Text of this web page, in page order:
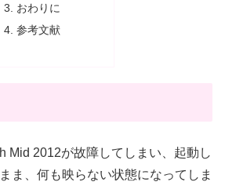
おわりに
参考文献
Mid 2012が故障してしまい、起動し
ま、何も映らない状態になってしま